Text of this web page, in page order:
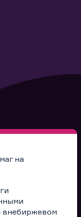
на
внебиржевом